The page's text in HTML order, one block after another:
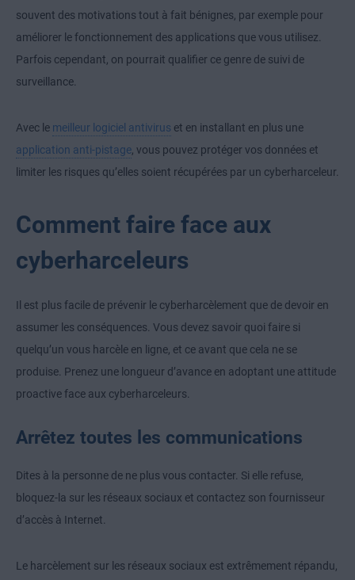
souvent des motivations tout à fait bénignes, par exemple pour
améliorer le fonctionnement des applications que vous utilisez.
Parfois cependant, on pourrait qualifier ce genre de suivi de
surveillance.
Avec le meilleur logiciel antivirus et en installant en plus une
application anti-pistage , vous pouvez protéger vos données et
limiter les risques qu’elles soient récupérées par un cyberharceleur.
Comment faire face aux
cyberharceleurs
Il est plus facile de prévenir le cyberharcèlement que de devoir en
assumer les conséquences. Vous devez savoir quoi faire si
quelqu’un vous harcèle en ligne, et ce avant que cela ne se
produise. Prenez une longueur d’avance en adoptant une attitude
proactive face aux cyberharceleurs.
Arrêtez toutes les communications
Dites à la personne de ne plus vous contacter. Si elle refuse,
bloquez-la sur les réseaux sociaux et contactez son fournisseur
d’accès à Internet.
Le harcèlement sur les réseaux sociaux est extrêmement répandu,